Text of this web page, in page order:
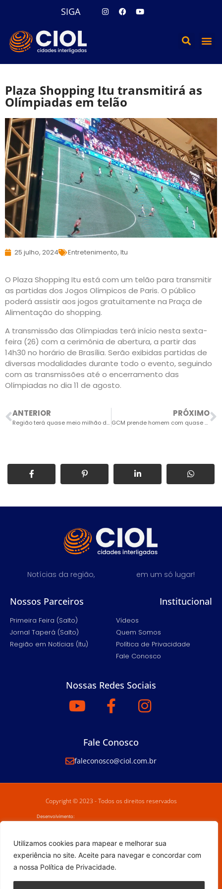
Utilizamos cookies para mapear e melhorar sua
experiência no site. Aceite para navegar e concordar com
a nossa Política de Privacidade.
SIGA
Plaza Shopping Itu transmitirá as
Olímpiadas em telão
25 julho, 2024 Entretenimento, Itu
O Plaza Shopping Itu está com um telão para transmitir
as partidas dos Jogos Olímpicos de Paris. O público
poderá assistir aos jogos gratuitamente na Praça de
Alimentação do shopping.
A transmissão das Olímpiadas terá início nesta sexta-
feira (26) com a cerimônia de abertura, a partir das
14h30 no horário de Brasília. Serão exibidas partidas de
diversas modalidades durante todo o evento, seguindo
com as transmissões até o encerramento das
Olímpiadas no dia 11 de agosto.
ANTERIOR
Região terá quase meio milhão de eleitores em 2024
PRÓXIMO
GCM prende homem com quase 3 mil porções de drogas no Marília
Notícias da região, em um só lugar!
Nossos Parceiros
Primeira Feira (Salto)
Jornal Taperá (Salto)
Região em Notícias (Itu)
Institucional
Vídeos
Quem Somos
Política de Privacidade
Fale Conosco
Nossas Redes Sociais
Fale Conosco
faleconosco@ciol.com.br
Copyright © 2023 - Todos os direitos reservados
Desenvolvimento: